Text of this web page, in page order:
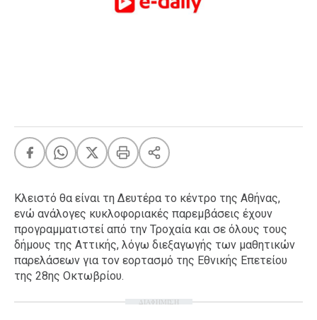
OMG LOL
Xmas
LIFE
Κλειστό θα είναι τη Δευτέρα το κέντρο της Αθήνας,
ενώ ανάλογες κυκλοφοριακές παρεμβάσεις έχουν
προγραμματιστεί από την Τροχαία και σε όλους τους
δήμους της Αττικής, λόγω διεξαγωγής των μαθητικών
παρελάσεων για τον εορτασμό της Εθνικής Επετείου
της 28ης Οκτωβρίου.
ΔΙΑΦΗΜΙΣΗ